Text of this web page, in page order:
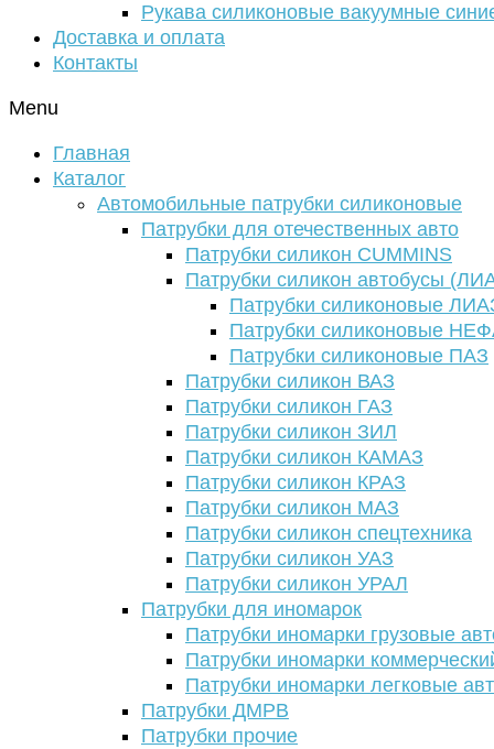
Рукава силиконовые вакуумные
Доставка и оплата
Контакты
Menu
Главная
Каталог
Автомобильные патрубки силиконовые
Патрубки для отечественных авто
Патрубки силикон CUMMINS
Патрубки силикон автобусы
Патрубки силиконовые
Патрубки силиконовые
Патрубки силиконовые ПАЗ
Патрубки силикон ВАЗ
Патрубки силикон ГАЗ
Патрубки силикон ЗИЛ
Патрубки силикон КАМАЗ
Патрубки силикон КРАЗ
Патрубки силикон МАЗ
Патрубки силикон спецтехника
Патрубки силикон УАЗ
Патрубки силикон УРАЛ
Патрубки для иномарок
Патрубки иномарки грузовые
Патрубки иномарки
Патрубки иномарки легковые
Патрубки ДМРВ
Патрубки прочие